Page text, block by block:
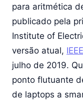
para aritmética
publicado pela
Institute of
versão atual,
julho de 2019.
ponto flutuante
de laptops a